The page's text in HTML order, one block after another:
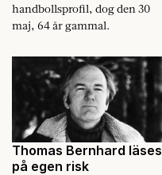
handbollsprofil, dog den 30
maj, 64 år gammal.
Thomas Bernhard läses
på egen risk